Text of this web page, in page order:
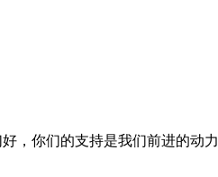
，你们的支持是我们前进的动